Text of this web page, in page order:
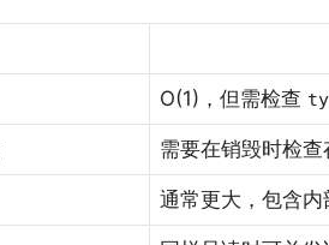
O(1)，但需检查
需要在销毁时检查
通常更大，包含内